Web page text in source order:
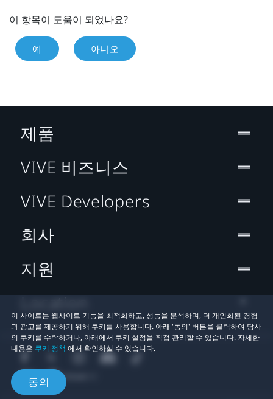
이 항목이 도움이 되었나요?
예 아니오
이 사이트는 웹사이트 기능을 최적화하고, 성능을 분석하며, 더 개인화된 경험
과 광고를 제공하기 위해 쿠키를 사용합니다. 아래 '동의' 버튼을 클릭하여 당사
의 쿠키를 수락하거나, 아래에서 쿠키 설정을 직접 관리할 수 있습니다. 자세한
내용은 쿠키 정책 에서 확인하실 수 있습니다.
동의
제품
VIVE 비즈니스
VIVE Developers
회사
지원
Location